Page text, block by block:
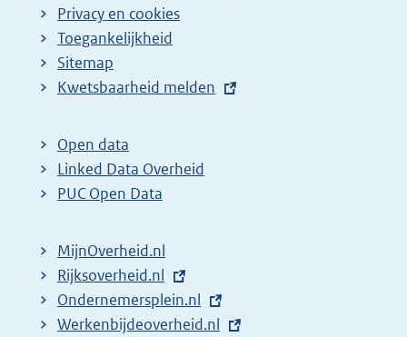
Privacy en cookies
Toegankelijkheid
Sitemap
E
t
e
r
l
i
n
k
Kwetsbaarheid melden
Open data
Linked Data Overheid
PUC Open Data
MijnOverheid.nl
E
x
t
Rijksoverheid.nl
E
x
Ondernemersplein.nl
E
Werkenbijdeoverheid.nl